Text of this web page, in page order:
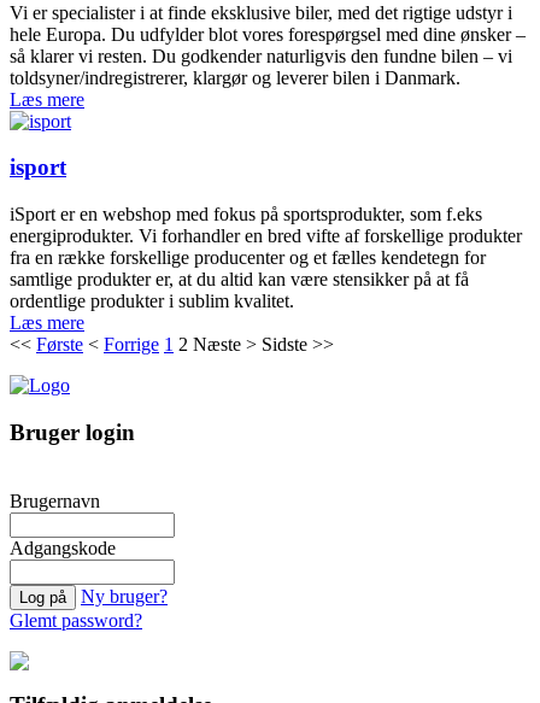
Vi er specialister i at finde eksklusive biler, med det rigtige udstyr i
hele Europa. Du udfylder blot vores forespørgsel med dine ønsker –
så klarer vi resten. Du godkender naturligvis den fundne bilen – vi
toldsyner/indregistrerer, klargør og leverer bilen i Danmark.
Læs mere
isport
iSport er en webshop med fokus på sportsprodukter, som f.eks
energiprodukter. Vi forhandler en bred vifte af forskellige produkter
fra en række forskellige producenter og et fælles kendetegn for
samtlige produkter er, at du altid kan være stensikker på at få
ordentlige produkter i sublim kvalitet.
Læs mere
<< Første < Forrige 1 2 Næste > Sidste >>
Bruger login
Brugernavn
Adgangskode
Ny bruger?
Glemt password?